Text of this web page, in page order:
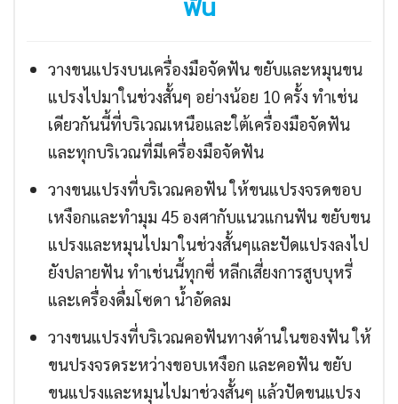
ฟัน
วางขนแปรงบนเครื่องมือจัดฟัน ขยับและหมุนขน
แปรงไปมาในช่วงสั้นๆ อย่างน้อย 10 ครั้ง ทำเช่น
เดียวกันนี้ที่บริเวณเหนือและใต้เครื่องมือจัดฟัน
และทุกบริเวณที่มีเครื่องมือจัดฟัน
วางขนแปรงที่บริเวณคอฟัน ให้ขนแปรงจรดขอบ
เหงือกและทำมุม 45 องศากับแนวแกนฟัน ขยับขน
แปรงและหมุนไปมาในช่วงสั้นๆและปัดแปรงลงไป
ยังปลายฟัน ทำเช่นนี้ทุกซี่ หลีกเสี่ยงการสูบบุหรี่
และเครื่องดื่มโซดา น้ำอัดลม
วางขนแปรงที่บริเวณคอฟันทางด้านในของฟัน ให้
ขนปรงจรดระหว่างขอบเหงือก และคอฟัน ขยับ
ขนแปรงและหมุนไปมาช่วงสั้นๆ แล้วปัดขนแปรง